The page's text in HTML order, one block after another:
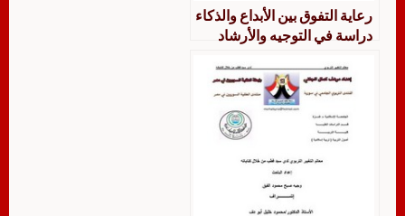
رعاية التفوق بين الأبداع والذكاء
دراسة في التوجيه والأرشاد